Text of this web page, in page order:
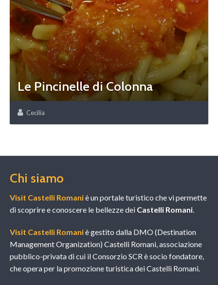
Le Pincinelle di Colonna
Cecilia
Chi siamo
Visit Castelli Romaniè un portale turistico che vi permette
di scoprire e conoscere le bellezze dei Castelli Romani.
Visit Castelli Romaniè gestito dalla DMO (Destination
Management Organization) Castelli Romani, associazione
pubblico-privata di cui il Consorzio SCR è socio fondatore,
che opera per la promozione turistica dei Castelli Romani.